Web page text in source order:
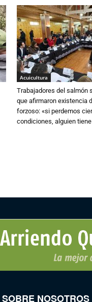
Acuicultura
Trabajadores del salmón
que afirmaron existencia
forzoso: «si perdemos
condiciones, alguien
SOBRE NOSOTROS